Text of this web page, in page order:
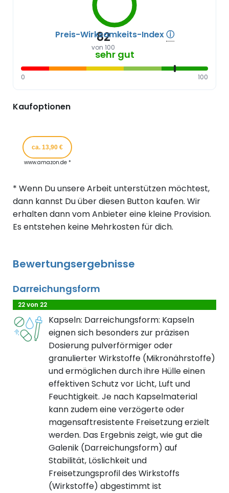
82
von 100
Preis-Wirksamkeits-Indexⓘ
sehr gut
0 100
Kaufoptionen
ca. 13,90 €
www.amazon.de *
* Wenn Du unsere Arbeit unterstützen möchtest,
dann kannst Du über diesen Button kaufen. Wir
erhalten dann vom Anbieter eine kleine Provision.
Es entstehen keine Mehrkosten für dich.
Bewertungsergebnisse
Darreichungsform
22 von 22
Kapseln: Darreichungsform: Kapseln
eignen sich besonders zur präzisen
Dosierung pulverförmiger oder
granulierter Wirkstoffe (Mikronährstoffe)
und ermöglichen durch ihre Hülle einen
effektiven Schutz vor Licht, Luft und
Feuchtigkeit. Je nach Kapselmaterial
kann zudem eine verzögerte oder
magensaftresistente Freisetzung erzielt
werden. Das Ergebnis zeigt, wie gut die
Galenik (Darreichungsform) auf
Stabilität, Löslichkeit und
Freisetzungsprofil des Wirkstoffs
(Wirkstoffe) abgestimmt ist